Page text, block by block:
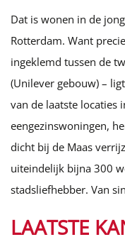
Dat is wonen in de
Rotterdam. Want
ingeklemd tussen de
(Unilever gebouw) –
van de laatste locaties
eengezinswoningen,
dicht bij de Maas
uiteindelijk bijna 300
stadsliefhebber. Van
LAATSTE